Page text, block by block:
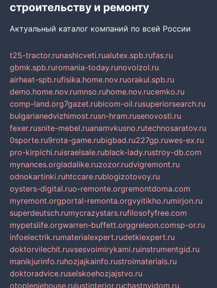
строительству и ремонту
Актуальный каталог компаний по всей России
t25-tractor.runashicveti.rualutex.spb.rufas.ru
gbmk.spb.ruromania-today.runovoizol.ru
airheat-spb.rufisika.home.nov.ruorakul.spb.ru
demo.home.nov.rumnso.ruhome.nov.rucemko.ru
comp-land.org7gazet.rubicom-oil.rusuperiorsearch.ru
bulgarianedvizhimost.rusn-hram.rusenovosti.ru
fexer.rusnite-mebel.ruanamvkusno.rutechnosaratov.ru
0sporte.ru9rota-game.rubigbad.ru227gp.ruwes-ex.ru
pro-kirpichi.ruisraelsale.rublack-lady.rustroy-db.com
mynances.orgladalike.ruzozor.rudvigremont.ru
odnokartinki.ruhtccare.rublogizotovoy.ru
oysters-digital.ruo-remonte.orgremontdoma.com
myremont.orgportal-remonta.orgvyitikho.rumirjon.ru
superdeutsch.rumycrazystars.rufilosofyfree.com
mypetslife.orgwarren-buffett.orggreleon.comsp-or.ru
infoelectrik.rumaterialexpert.rudetkiexpert.ru
doktorvilechit.ruvsesvoimirykami.ruinstrumentgid.ru
manikjurinfo.ruhozjajkainfo.rustroimaterials.ru
doktoradvice.ruselskoehozjajstvo.ru
otopleniehouse.rujustinterior.ruchastnyjdom.ru